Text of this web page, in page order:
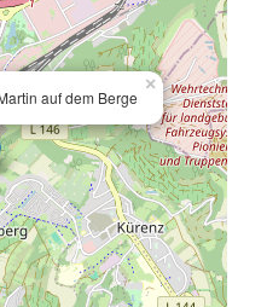
auf dem Berge
×